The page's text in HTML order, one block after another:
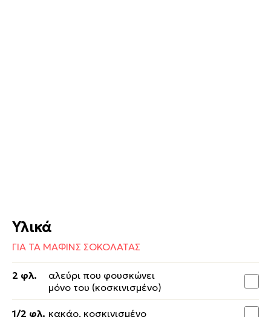
Υλικά
ΓΙΑ ΤΑ ΜΑΦΙΝΣ ΣΟΚΟΛΑΤΑΣ
2 φλ.
αλεύρι που φουσκώνει
μόνο του (κοσκινισμένο)
1/2 φλ. κακάο, κοσκινισμένο